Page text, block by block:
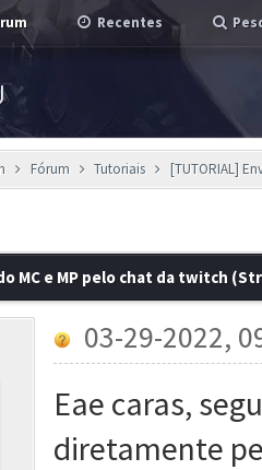
Recentes
Fórum Tutoriais [TUTORIAL]
MC e MP pelo chat da twitch
03-29-2022,
Eae caras,
diretamente